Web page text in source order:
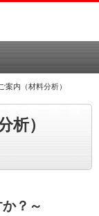
案内（材料分析）
析）
？～